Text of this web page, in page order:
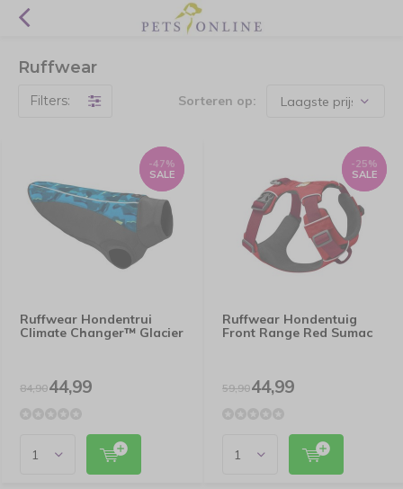
Ruffwear
Filters: Sorteren op:
Ruffwear Hondentrui
Climate Changer™ Glacier
84,9044,99
-47%
SALE
-47%
SALE
Ruffwear Hondentuig
Front Range Red Sumac
59,9044,99
-25%
SALE
-25%
SALE